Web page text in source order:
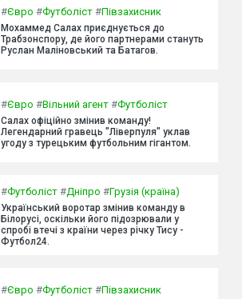
#Євро #Футболіст #Півзахисник
Мохаммед Салах приєднується до
Трабзонспору, де його партнерами стануть
Руслан Маліновський та Батагов.
#Євро #Вільний агент #Футболіст
Салах офіційно змінив команду!
Легендарний гравець "Ліверпуля" уклав
угоду з турецьким футбольним гігантом.
#Футболіст #Дніпро #Грузія (країна)
Український воротар змінив команду в
Білорусі, оскільки його підозрювали у
спробі втечі з країни через річку Тису -
Футбол24.
#Євро #Футболіст #Півзахисник